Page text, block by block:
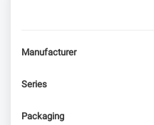
Manufacturer
Series
Packaging